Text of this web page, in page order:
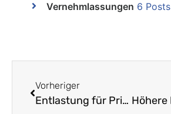
Vernehmlassungen 6 Posts
Vorheriger
Entlastung für Primarlehrpersonen, die erstmals eine 6. Klasse unterrichten